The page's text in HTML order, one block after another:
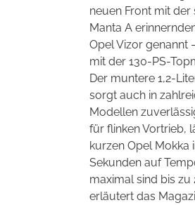
neuen Front mit
Manta A
Opel Vizor genannt
mit der 130-PS-
Der muntere 1,2-
sorgt auch in
Modellen
für flinken Vortrieb,
kurzen Opel Mokka
Sekunden auf
maximal sind bis zu
erläutert das